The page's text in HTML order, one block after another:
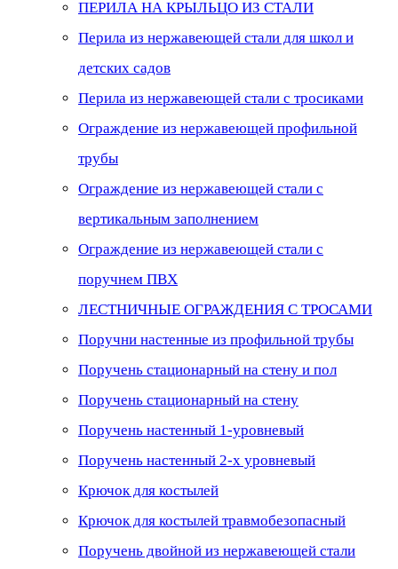
ПЕРИЛА НА КРЫЛЬЦО ИЗ СТАЛИ
Перила из нержавеющей стали для школ и
детских садов
Перила из нержавеющей стали с тросиками
Ограждение из нержавеющей профильной
трубы
Ограждение из нержавеющей стали с
вертикальным заполнением
Ограждение из нержавеющей стали с
поручнем ПВХ
ЛЕСТНИЧНЫЕ ОГРАЖДЕНИЯ С ТРОСАМИ
Поручни настенные из профильной трубы
Поручень стационарный на стену и пол
Поручень стационарный на стену
Поручень настенный 1-уровневый
Поручень настенный 2-х уровневый
Крючок для костылей
Крючок для костылей травмобезопасный
Поручень двойной из нержавеющей стали